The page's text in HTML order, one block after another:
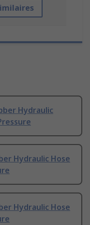
Hydraulic
Hydraulic Hose
Hydraulic Hose